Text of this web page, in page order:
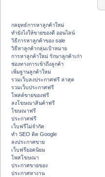
กลยุทธ์การหาลูกค้าใหม่
ทํายังไงให้ขายของดี ออนไลน์
วิธีการหาลูกค้าของ sale
วิธีหาลูกค้ากลุ่มเป้าหมาย
การหาลูกค้าใหม่ รักษาลูกค้าเก่า
ช่องทางการเข้าถึงลูกค้า
เพิ่มฐานลูกค้าใหม่
รวมเว็บลงประกาศฟรี ล่าสุด
รวมเว็บประกาศฟรี
โพสต์ขายของฟรี
ลงโฆษณาสินค้าฟรี
โฆษณาฟรี
ประกาศฟรี
เว็บฟรีไม่จำกัด
ทำ SEO ติด Google
ลงประกาศขาย
เว็บฟรียอดนิยม
โพสโฆษณา
ประกาศขายของ
ประกาศหางาน